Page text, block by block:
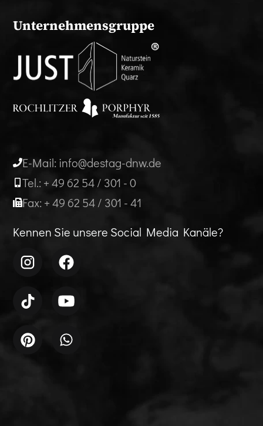
Unternehmensgruppe
E-Mail: info@destag-dnw.de
Tel.: + 49 62 54 / 301 - 0
Fax: + 49 62 54 / 301 - 41
Kennen Sie unsere Social Media Kanäle?